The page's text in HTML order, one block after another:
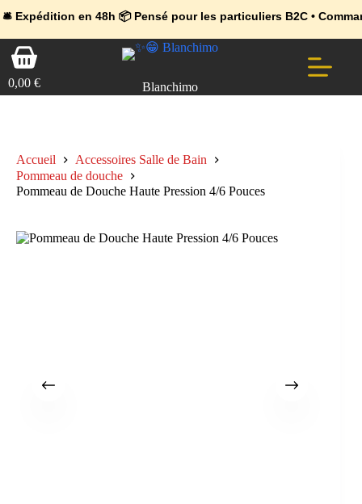
en 48h 📦 Pensé pour les particuliers B2C • Commande
🔥 Déjà adopté par les pros 👉 Passez en Espace Pro B2B 📦
💼 Offres réservées aux professionnels 🚀 Rejoignez l’Espace Pro
PasserPanier
d’achat
0,00 € Blanchimo
Accueil
Accessoires Salle de Bain
Pommeau de douche
Pommeau de Douche Haute Pression 4/6 Pouces